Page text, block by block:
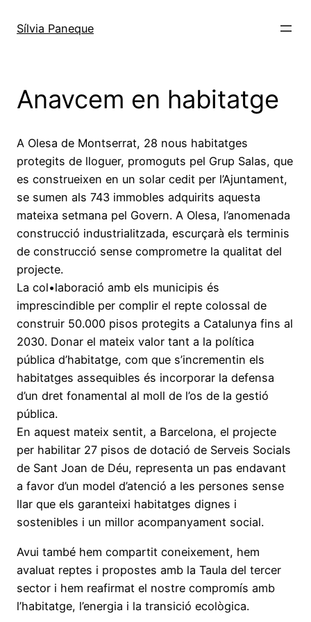
Sílvia Paneque
Anavcem en habitatge
A Olesa de Montserrat, 28 nous habitatges
protegits de lloguer, promoguts pel Grup Salas, que
es construeixen en un solar cedit per l’Ajuntament,
se sumen als 743 immobles adquirits aquesta
mateixa setmana pel Govern. A Olesa, l’anomenada
construcció industrialitzada, escurçarà els terminis
de construcció sense comprometre la qualitat del
projecte.
La col•laboració amb els municipis és
imprescindible per complir el repte colossal de
construir 50.000 pisos protegits a Catalunya fins al
2030. Donar el mateix valor tant a la política
pública d’habitatge, com que s’incrementin els
habitatges assequibles és incorporar la defensa
d’un dret fonamental al moll de l’os de la gestió
pública.
En aquest mateix sentit, a Barcelona, el projecte
per habilitar 27 pisos de dotació de Serveis Socials
de Sant Joan de Déu, representa un pas endavant
a favor d’un model d’atenció a les persones sense
llar que els garanteixi habitatges dignes i
sostenibles i un millor acompanyament social.
Avui també hem compartit coneixement, hem
avaluat reptes i propostes amb la Taula del tercer
sector i hem reafirmat el nostre compromís amb
l’habitatge, l’energia i la transició ecològica.